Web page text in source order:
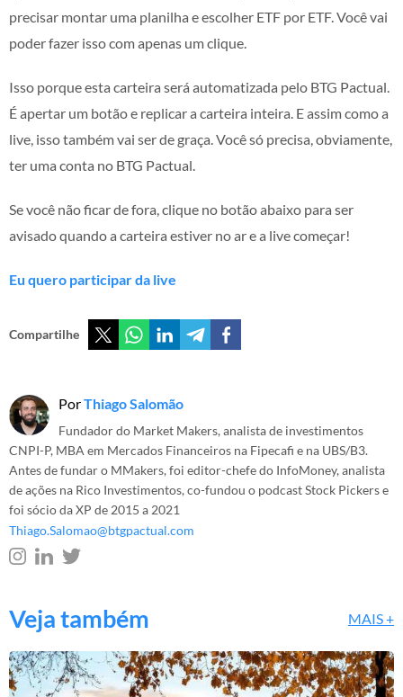
precisar montar uma planilha e escolher ETF por ETF. Você vai
poder fazer isso com apenas um clique.
Isso porque esta carteira será automatizada pelo BTG Pactual.
É apertar um botão e replicar a carteira inteira. E assim como a
live, isso também vai ser de graça. Você só precisa, obviamente,
ter uma conta no BTG Pactual.
Se você não ficar de fora, clique no botão abaixo para ser
avisado quando a carteira estiver no ar e a live começar!
Eu quero participar da live
Compartilhe
PorThiago Salomão
Fundador do Market Makers, analista de investimentos
CNPI-P, MBA em Mercados Financeiros na Fipecafi e na UBS/B3.
Antes de fundar o MMakers, foi editor-chefe do InfoMoney, analista
de ações na Rico Investimentos, co-fundou o podcast Stock Pickers e
foi sócio da XP de 2015 a 2021
Thiago.Salomao@btgpactual.com
Veja também MAIS +